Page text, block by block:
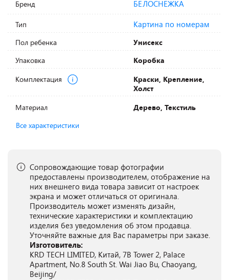
Бренд БЕЛОСНЕЖКА
Тип Картина по номерам
Пол ребенка
Унисекс
Упаковка
Коробка
Комплектация
Краски, Крепление,
Холст
Материал
Дерево, Текстиль
Все характеристики
Сопровождающие товар фотографии
предоставлены производителем, отображение на
них внешнего вида товара зависит от настроек
экрана и может отличаться от оригинала.
Производитель может изменять дизайн,
технические характеристики и комплектацию
изделия без уведомления об этом продавца.
Уточняйте важные для Вас параметры при заказе.
Изготовитель:
KRD TECH LIMITED, Китай, 7B Tower 2, Palace
Apartment, No.8 South St. Wai Jiao Bu, Chaoyang,
Beijing/